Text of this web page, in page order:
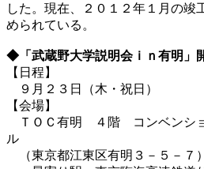
した。現在、２０１２年１月の竣
められている。
◆「武蔵野大学説明会ｉｎ有明」
【日程】
９月２３日（木・祝日）
【会場】
ＴＯＣ有明 ４階 コンベンシ
ル
（東京都江東区有明３－５－７）